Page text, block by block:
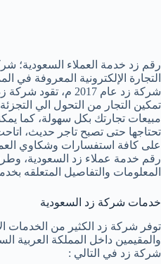
رقم زد خدمة العملاء السعودية؛
التجارة الإلكترونية المعروفة في
شركة زد عام 2017 م،
تمكين التجار من التحول الي
مبيعات تجارتك بكل سهولة، كما
تحتاجها حتى تصبح تاجر حديث،
على كافة استفسارات وشكاوي
رقم خدمة عملاء زد السعودية،
المعلومات والتفاصيل المتعلقه
خدمات شركة زد السعودية
توفر شركة زد الكثير من الخدمات
والمقيمين داخل المملكة العربية
شركة زد في التالي :